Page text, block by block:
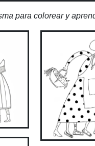
para colorear y